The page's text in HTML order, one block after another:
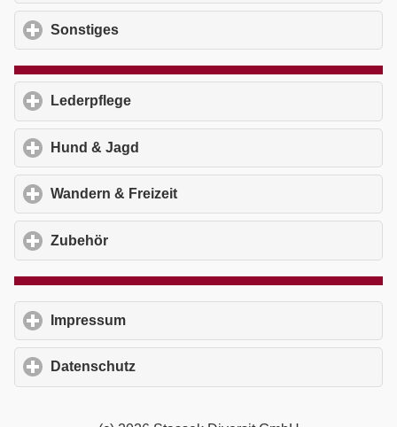
Sonstiges
Lederpflege
Hund & Jagd
Wandern & Freizeit
Zubehör
Impressum
Datenschutz